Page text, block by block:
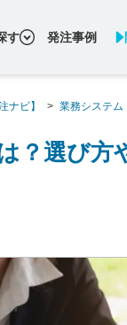
す 発注事例
ナビ】 > 業務システム
？選び方